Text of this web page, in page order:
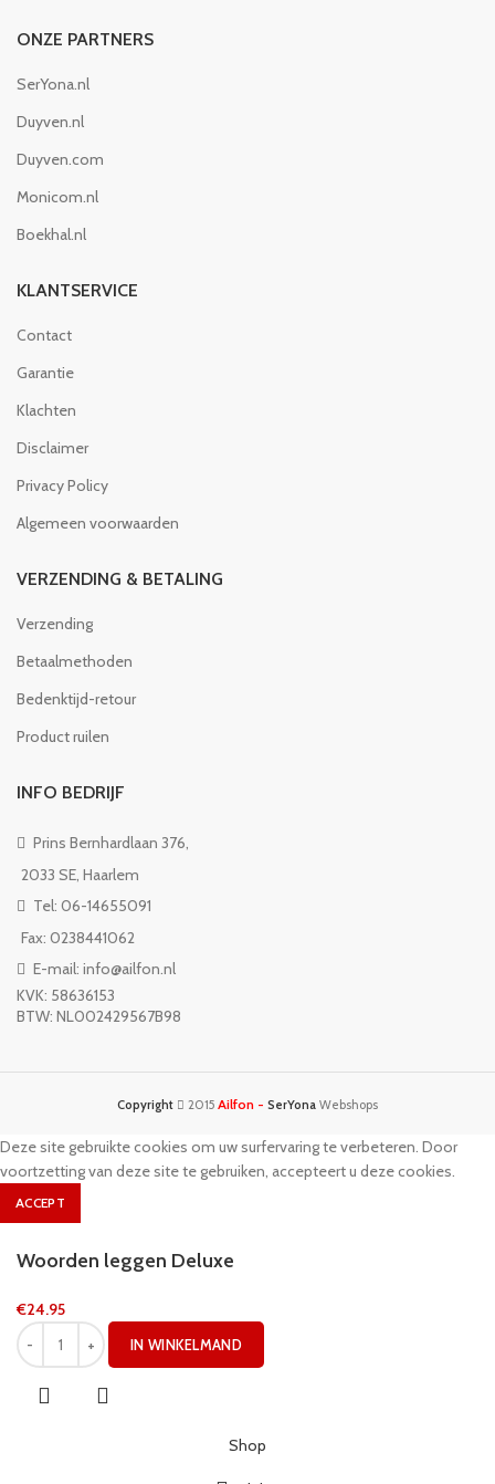
ONZE PARTNERS
SerYona.nl
Duyven.nl
Duyven.com
Monicom.nl
Boekhal.nl
KLANTSERVICE
Contact
Garantie
Klachten
Disclaimer
Privacy Policy
Algemeen voorwaarden
VERZENDING & BETALING
Verzending
Betaalmethoden
Bedenktijd-retour
Product ruilen
INFO BEDRIJF
Prins Bernhardlaan 376,
2033 SE, Haarlem
Tel: 06-14655091
Fax: 0238441062
E-mail: info@ailfon.nl
KVK: 58636153
BTW: NL002429567B98
Copyright 2015 Ailfon - SerYona Webshops
Deze site gebruikte cookies om uw surfervaring te verbeteren. Door
voortzetting van deze site te gebruiken, accepteert u deze cookies.
ACCEPT
Woorden leggen Deluxe
€24.95
IN WINKELMAND
Shop